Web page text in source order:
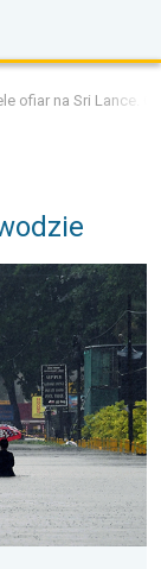
ofiar na Sri Lance.